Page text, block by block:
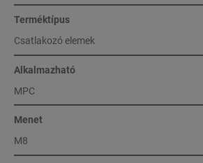
Terméktípus
Csatlakozó elemek
Alkalmazható
MPC
Menet
M8